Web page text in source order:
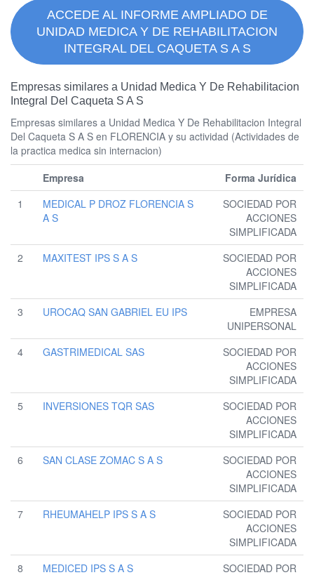
ACCEDE AL INFORME AMPLIADO DE
UNIDAD MEDICA Y DE REHABILITACION
INTEGRAL DEL CAQUETA S A S
Empresas similares a Unidad Medica Y De Rehabilitacion
Integral Del Caqueta S A S
Empresas similares a Unidad Medica Y De Rehabilitacion Integral
Del Caqueta S A S en FLORENCIA y su actividad (Actividades de
la practica medica sin internacion)
Empresa
Forma Jurídica
1
MEDICAL P DROZ FLORENCIA S
A S
SOCIEDAD POR
ACCIONES
SIMPLIFICADA
2
MAXITEST IPS S A S
SOCIEDAD POR
ACCIONES
SIMPLIFICADA
3
UROCAQ SAN GABRIEL EU IPS
EMPRESA
UNIPERSONAL
4
GASTRIMEDICAL SAS
SOCIEDAD POR
ACCIONES
SIMPLIFICADA
5
INVERSIONES TQR SAS
SOCIEDAD POR
ACCIONES
SIMPLIFICADA
6
SAN CLASE ZOMAC S A S
SOCIEDAD POR
ACCIONES
SIMPLIFICADA
7
RHEUMAHELP IPS S A S
SOCIEDAD POR
ACCIONES
SIMPLIFICADA
8
MEDICED IPS S A S
SOCIEDAD POR